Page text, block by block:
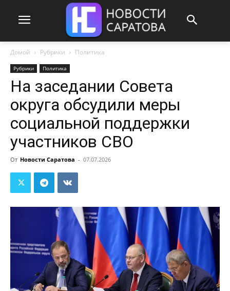
Домой Рубрики Политика
Рубрики Политика
На заседании Совета
округа обсудили меры
социальной поддержки
участников СВО
От Новости Саратова - 07.07.2026